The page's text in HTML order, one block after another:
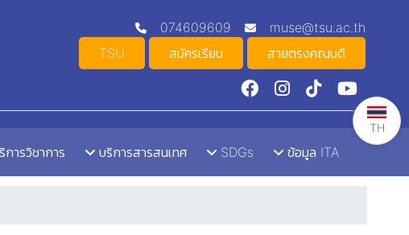
074609609
muse@tsu.ac.th
TSU
สมัครเรียน สายตรงคณบดี
การวิชาการ บริการสารสนเทศ SDGs ข้อมูล ITA
TH